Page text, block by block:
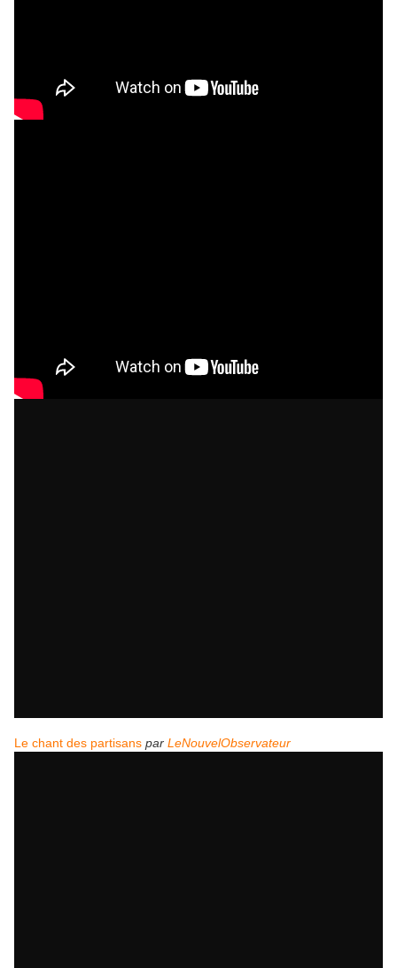
Le chant des partisans par LeNouvelObservateur